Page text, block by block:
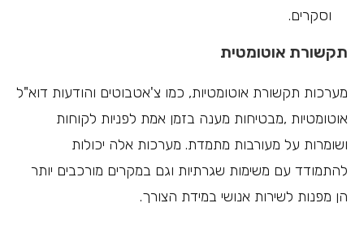
וסקרים.
תקשורת אוטומטית
מערכות תקשורת אוטומטיות, כמו צ'אטבוטים והודעות דוא"ל
אוטומטיות ,מבטיחות מענה בזמן אמת לפניות לקוחות
ושומרות על מעורבות מתמדת. מערכות אלה יכולות
להתמודד עם משימות שגרתיות וגם במקרים מורכבים יותר
הן מפנות לשירות אנושי במידת הצורך.